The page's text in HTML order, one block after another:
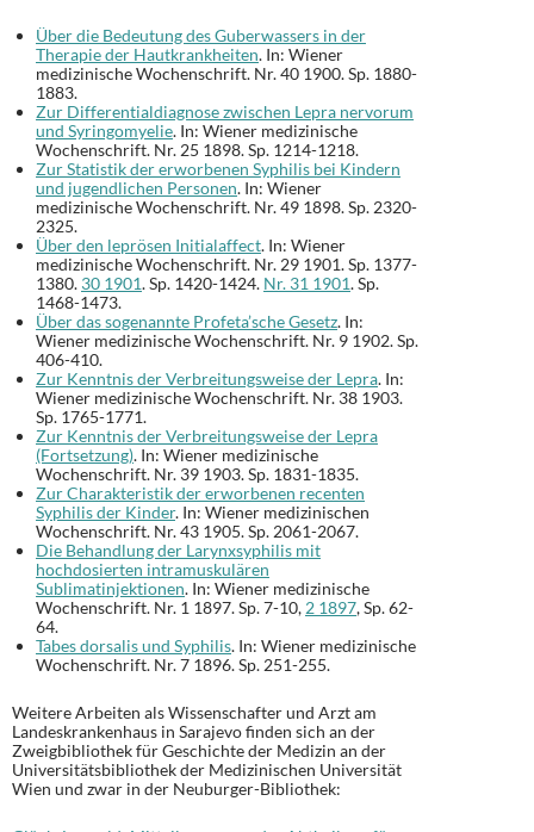
Über die Bedeutung des Guberwassers in der
Therapie der Hautkrankheiten. In: Wiener
medizinische Wochenschrift. Nr. 40 1900. Sp. 1880-
1883.
Zur Differentialdiagnose zwischen Lepra nervorum
und Syringomyelie. In: Wiener medizinische
Wochenschrift. Nr. 25 1898. Sp. 1214-1218.
Zur Statistik der erworbenen Syphilis bei Kindern
und jugendlichen Personen. In: Wiener
medizinische Wochenschrift. Nr. 49 1898. Sp. 2320-
2325.
Über den leprösen Initialaffect. In: Wiener
medizinische Wochenschrift. Nr. 29 1901. Sp. 1377-
1380. 30 1901. Sp. 1420-1424. Nr. 31 1901. Sp.
1468-1473.
Über das sogenannte Profeta’sche Gesetz. In:
Wiener medizinische Wochenschrift. Nr. 9 1902. Sp.
406-410.
Zur Kenntnis der Verbreitungsweise der Lepra. In:
Wiener medizinische Wochenschrift. Nr. 38 1903.
Sp. 1765-1771.
Zur Kenntnis der Verbreitungsweise der Lepra
(Fortsetzung). In: Wiener medizinische
Wochenschrift. Nr. 39 1903. Sp. 1831-1835.
Zur Charakteristik der erworbenen recenten
Syphilis der Kinder. In: Wiener medizinischen
Wochenschrift. Nr. 43 1905. Sp. 2061-2067.
Die Behandlung der Larynxsyphilis mit
hochdosierten intramuskulären
Sublimatinjektionen. In: Wiener medizinische
Wochenschrift. Nr. 1 1897. Sp. 7-10, 2 1897, Sp. 62-
64.
Tabes dorsalis und Syphilis. In: Wiener medizinische
Wochenschrift. Nr. 7 1896. Sp. 251-255.
Weitere Arbeiten als Wissenschafter und Arzt am
Landeskrankenhaus in Sarajevo finden sich an der
Zweigbibliothek für Geschichte der Medizin an der
Universitätsbibliothek der Medizinischen Universität
Wien und zwar in der Neuburger-Bibliothek: